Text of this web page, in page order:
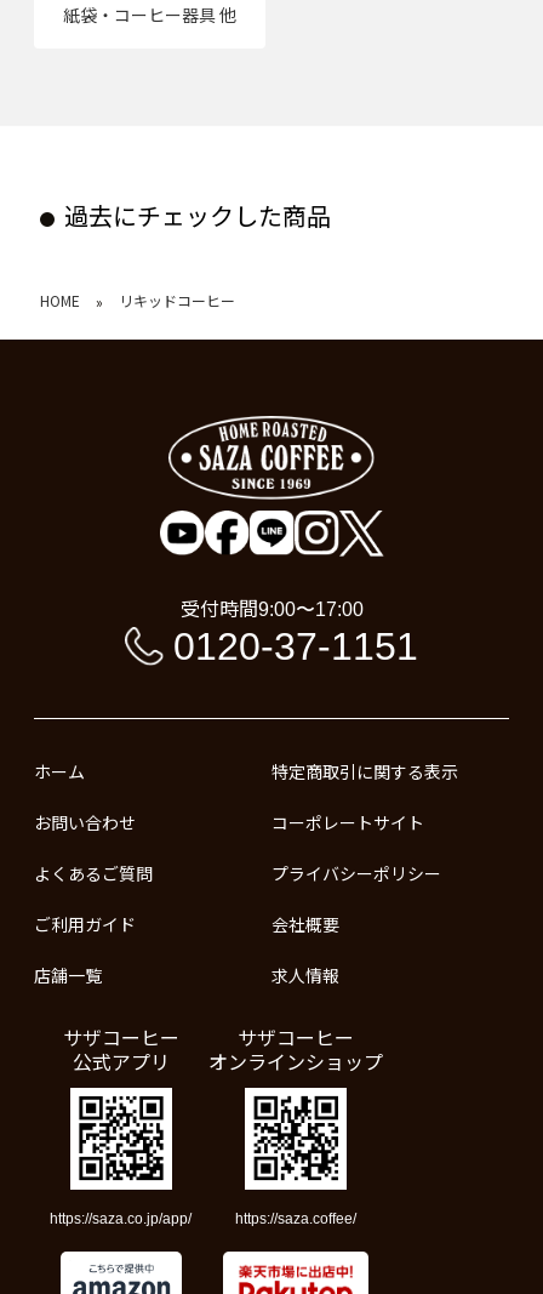
紙袋・コーヒー器具 他
過去にチェックした商品
HOME » リキッドコーヒー
受付時間9:00〜17:00
0120-37-1151
ホーム
お問い合わせ
よくあるご質問
ご利用ガイド
店舗一覧
特定商取引に関する表示
コーポレートサイト
プライバシーポリシー
会社概要
求人情報
サザコーヒー
公式アプリ
https://saza.co.jp/app/
サザコーヒー
オンラインショップ
https://saza.coffee/